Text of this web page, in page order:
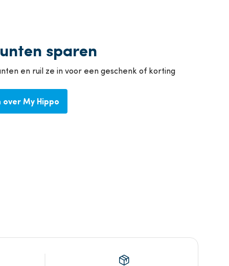
sparen
en ruil ze in voor een geschenk of korting
My Hippo